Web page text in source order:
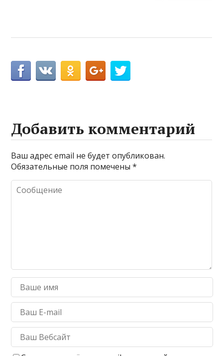
Добавить комментарий
Ваш адрес email не будет опубликован.
Обязательные поля помечены*